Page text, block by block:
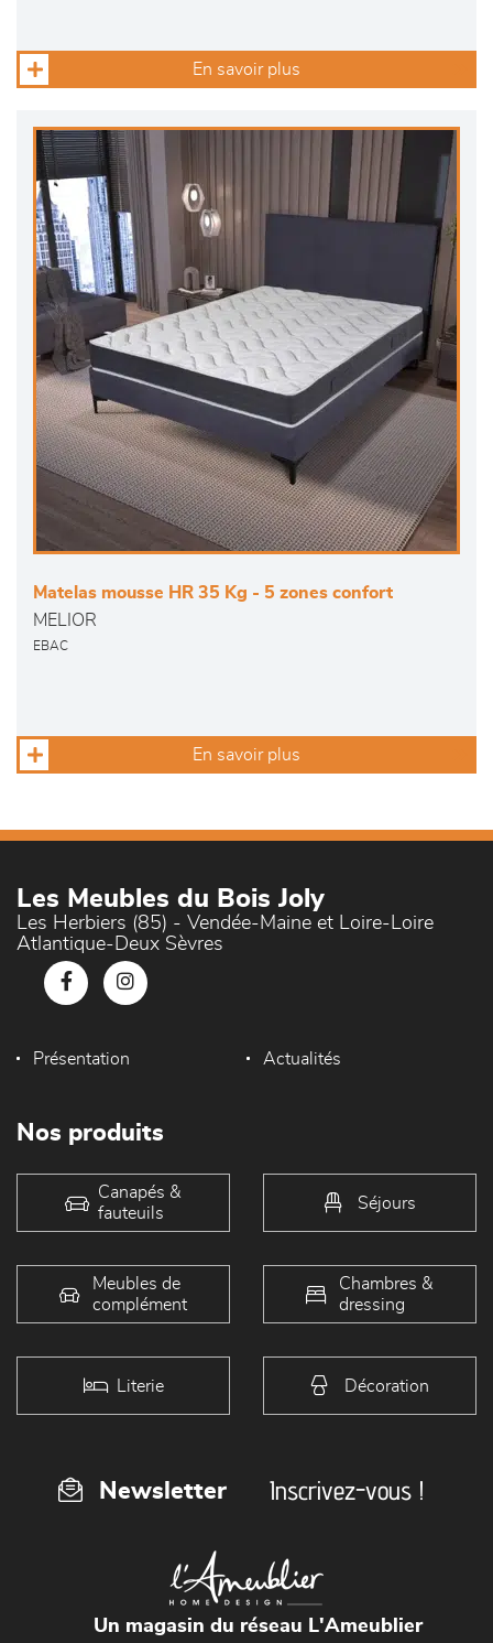
En savoir plus
Matelas mousse HR 35 Kg - 5 zones confort
MELIOR
EBAC
En savoir plus
Les Meubles du Bois Joly
Les Herbiers (85) - Vendée-Maine et Loire-Loire
Atlantique-Deux Sèvres
Présentation Actualités
Nos produits
Canapés &
fauteuils
Séjours
Meubles de
complément
Chambres &
dressing
Literie Décoration
Newsletter Inscrivez-vous !
Un magasin du réseau L'Ameublier